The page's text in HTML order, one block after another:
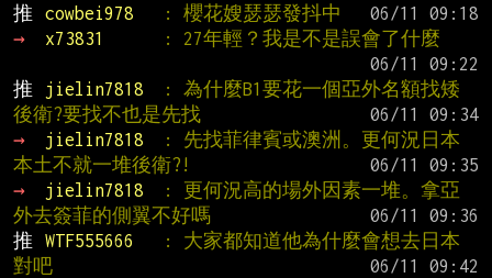
推
cowbei978 : 櫻花嫂瑟瑟發抖中
→
x73831
: 27年輕？我是不是誤會了什麼
推
jielin7818
: 為什麼B1要花一個亞外名額找矮
後衛?要找不也是先找
→
jielin7818
: 先找菲律賓或澳洲。更何況日本
本土不就一堆後衛?!
→
jielin7818
: 更何況高的場外因素一堆。拿亞
外去簽菲的側翼不好嗎
推
WTF555666
: 大家都知道他為什麼會想去日本
對吧